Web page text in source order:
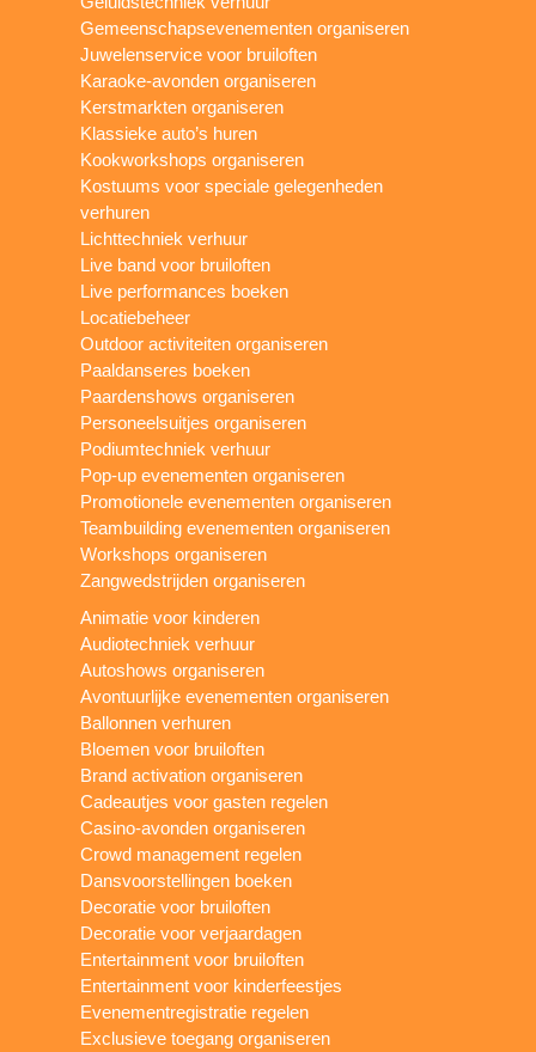
Gemeenschapsevenementen organiseren
Juwelenservice voor bruiloften
Karaoke-avonden organiseren
Kerstmarkten organiseren
Klassieke auto’s huren
Kookworkshops organiseren
Kostuums voor speciale gelegenheden
verhuren
Lichttechniek verhuur
Live band voor bruiloften
Live performances boeken
Locatiebeheer
Outdoor activiteiten organiseren
Paaldanseres boeken
Paardenshows organiseren
Personeelsuitjes organiseren
Podiumtechniek verhuur
Pop-up evenementen organiseren
Promotionele evenementen organiseren
Teambuilding evenementen organiseren
Workshops organiseren
Zangwedstrijden organiseren
Animatie voor kinderen
Audiotechniek verhuur
Autoshows organiseren
Avontuurlijke evenementen organiseren
Ballonnen verhuren
Bloemen voor bruiloften
Brand activation organiseren
Cadeautjes voor gasten regelen
Casino-avonden organiseren
Crowd management regelen
Dansvoorstellingen boeken
Decoratie voor bruiloften
Decoratie voor verjaardagen
Entertainment voor bruiloften
Entertainment voor kinderfeestjes
Evenementregistratie regelen
Exclusieve toegang organiseren